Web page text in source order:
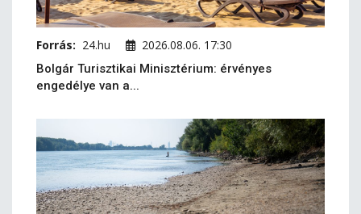
Forrás: 24.hu 2026.08.06. 17:30
Bolgár Turisztikai Minisztérium: érvényes
engedélye van a...